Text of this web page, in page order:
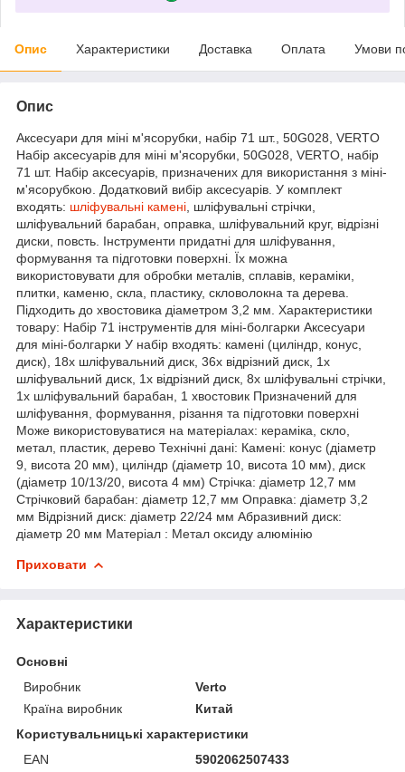
Опис Характеристики Доставка Оплата Умови
Опис
Аксесуари для міні м'ясорубки, набір 71 шт., 50G028, VERTO
Набір аксесуарів для міні м'ясорубки, 50G028, VERTO, набір
71 шт. Набір аксесуарів, призначених для використання з міні-
м'ясорубкою. Додатковий вибір аксесуарів. У комплект
входять: шліфувальні камені , шліфувальні стрічки,
шліфувальний барабан, оправка, шліфувальний круг, відрізні
диски, повсть. Інструменти придатні для шліфування,
формування та підготовки поверхні. Їх можна
використовувати для обробки металів, сплавів, кераміки,
плитки, каменю, скла, пластику, скловолокна та дерева.
Підходить до хвостовика діаметром 3,2 мм. Характеристики
товару: Набір 71 інструментів для міні-болгарки Аксесуари
для міні-болгарки У набір входять: камені (циліндр, конус,
диск), 18x шліфувальний диск, 36x відрізний диск, 1x
шліфувальний диск, 1x відрізний диск, 8x шліфувальні стрічки,
1x шліфувальний барабан, 1 хвостовик Призначений для
шліфування, формування, різання та підготовки поверхні
Може використовуватися на матеріалах: кераміка, скло,
метал, пластик, дерево Технічні дані: Камені: конус (діаметр
9, висота 20 мм), циліндр (діаметр 10, висота 10 мм), диск
(діаметр 10/13/20, висота 4 мм) Стрічка: діаметр 12,7 мм
Стрічковий барабан: діаметр 12,7 мм Оправка: діаметр 3,2
мм Відрізний диск: діаметр 22/24 мм Абразивний диск:
діаметр 20 мм Матеріал : Метал оксиду алюмінію
Приховати
Характеристики
Основні
Виробник
Verto
Країна виробник
Китай
Користувальницькі характеристики
EAN
5902062507433